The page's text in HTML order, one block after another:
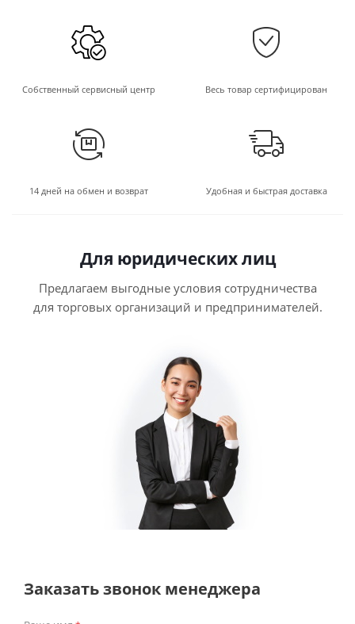
Собственный сервисный центр Весь товар сертифицирован
14 дней на обмен и возврат Удобная и быстрая доставка
Для юридических лиц
Предлагаем выгодные условия сотрудничества
для торговых организаций и предпринимателей.
Заказать звонок менеджера